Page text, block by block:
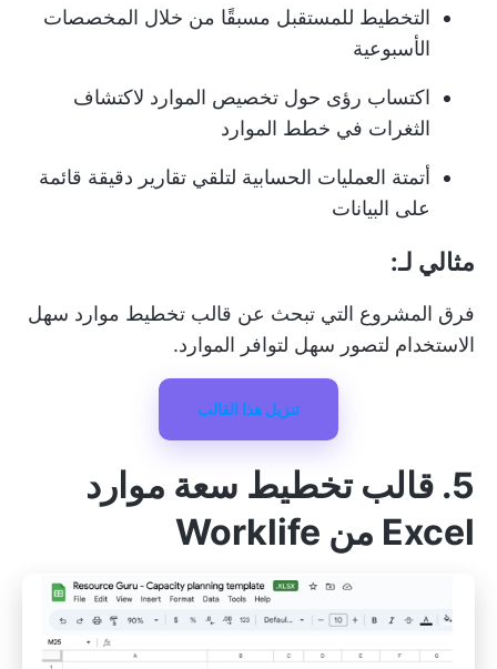
التخطيط للمستقبل مسبقًا من خلال المخصصات
الأسبوعية
اكتساب رؤى حول تخصيص الموارد لاكتشاف
الثغرات في خطط الموارد
أتمتة العمليات الحسابية لتلقي تقارير دقيقة قائمة
على البيانات
مثالي لـ:
فرق المشروع التي تبحث عن قالب تخطيط موارد سهل
الاستخدام لتصور سهل لتوافر الموارد.
تنزيل هذا القالب
5. قالب تخطيط سعة موارد
Excel من Worklife